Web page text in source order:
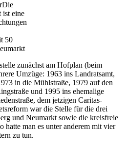
Die
ist eine
50
zunächst am Hofplan (beim
Umzüge: 1963 ins Landratsamt,
in die Mühlstraße, 1979 auf den
und 1995 ins ehemalige
dem jetzigen Caritas-
war die Stelle für die drei
und Neumarkt sowie die kreisfreie
hatte man es unter anderem mit vier
zu tun.